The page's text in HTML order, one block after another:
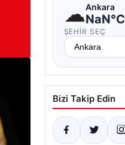
☁Ankara
NaN°C
ŞEHIR SEÇ
Bizi Takip Edin